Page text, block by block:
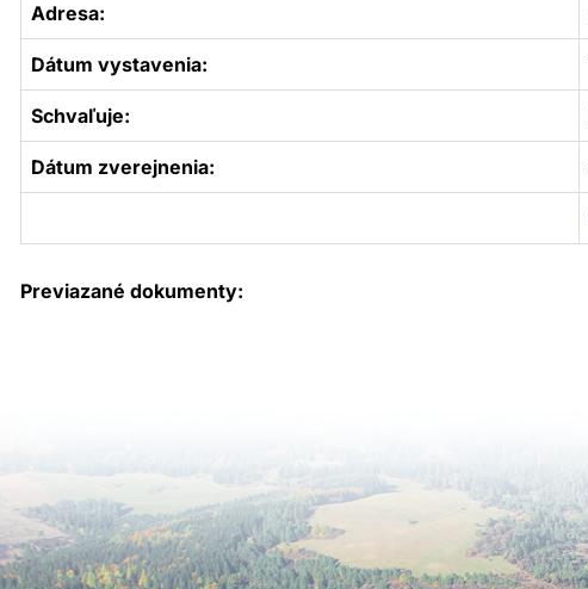
Adresa:
Dátum vystavenia:
Schvaľuje:
Dátum zverejnenia:
Previazané dokumenty: